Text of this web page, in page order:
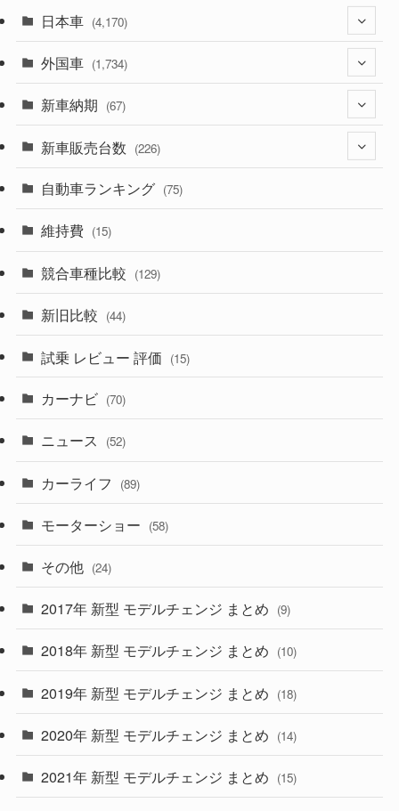
日本車 (4,170)
(1,320)
(329)
(356)
(328)
(194)
(230)
(253)
外国車 (1,734)
(242)
(85)
(84)
(14)
(222)
(50)
(43)
(6)
(9)
(30)
(27)
(58)
(28)
(27)
(26)
(10)
(35)
(10)
新車納期 (67)
(28)
(8)
(3)
(3)
(5)
(1)
新車販売台数 (226)
(21)
(5)
(7)
(5)
自動車ランキング (75)
維持費 (15)
競合車種比較 (129)
新旧比較 (44)
試乗 レビュー 評価 (15)
カーナビ (70)
ニュース (52)
カーライフ (89)
モーターショー (58)
その他 (24)
2017年 新型 モデルチェンジ まとめ (9)
2018年 新型 モデルチェンジ まとめ (10)
2019年 新型 モデルチェンジ まとめ (18)
2020年 新型 モデルチェンジ まとめ (14)
2021年 新型 モデルチェンジ まとめ (15)